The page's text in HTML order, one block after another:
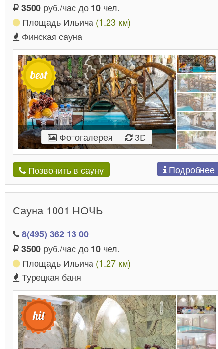
3500 руб./час до 10 чел.
Площадь Ильича (1.23 км)
Финская сауна
Фотогалерея 3D
Позвонить в сауну Подробнее
Сауна 1001 НОЧЬ
8(495) 362 13 00
3500 руб./час до 10 чел.
Площадь Ильича (1.27 км)
Турецкая баня